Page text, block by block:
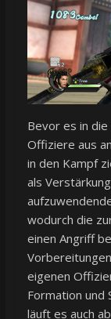
Bevor es in
Offiziere aus
in den Kampf
als
wodurch die
einen Angriff
eigenen
Formation und
läuft es auch